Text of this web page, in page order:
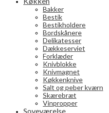
Bakker
Bestik
Bestikholdere
Bordskånere
Delikatesser
Dækkeserviet
Forklæder
Knivblokke
Knivmagnet
Køkkenknive
Salt og peber kværn
Skærebræt
Vinpropper
Soveværelse